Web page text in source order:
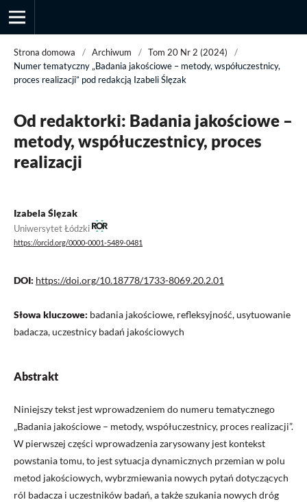
Strona domowa / Archiwum / Tom 20 Nr 2 (2024)
/
Numer tematyczny „Badania jakościowe – metody, współuczestnicy,
proces realizacji” pod redakcją Izabeli Ślęzak
Od redaktorki: Badania jakościowe –
metody, współuczestnicy, proces
realizacji
Izabela Ślęzak
Uniwersytet Łódzki
https://orcid.org/0000-0001-5489-0481
DOI: https://doi.org/10.18778/1733-8069.20.2.01
Słowa kluczowe: badania jakościowe, refleksyjność, usytuowanie
badacza, uczestnicy badań jakościowych
Abstrakt
Niniejszy tekst jest wprowadzeniem do numeru tematycznego
„Badania jakościowe – metody, współuczestnicy, proces realizacji”.
W pierwszej części wprowadzenia zarysowany jest kontekst
powstania tomu, to jest sytuacja dynamicznych przemian w polu
metod jakościowych, wybrzmiewania nowych pytań dotyczących
ról badacza i uczestników badań, a także szukania nowych dróg